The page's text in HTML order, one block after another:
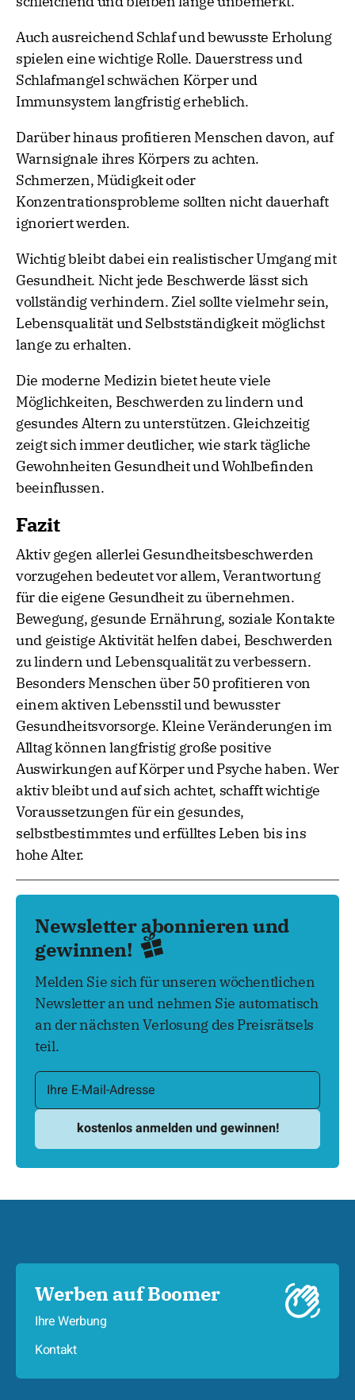
Auch ausreichend Schlaf und bewusste Erholung
spielen eine wichtige Rolle. Dauerstress und
Schlafmangel schwächen Körper und
Immunsystem langfristig erheblich.
Darüber hinaus profitieren Menschen davon, auf
Warnsignale ihres Körpers zu achten.
Schmerzen, Müdigkeit oder
Konzentrationsprobleme sollten nicht dauerhaft
ignoriert werden.
Wichtig bleibt dabei ein realistischer Umgang mit
Gesundheit. Nicht jede Beschwerde lässt sich
vollständig verhindern. Ziel sollte vielmehr sein,
Lebensqualität und Selbstständigkeit möglichst
lange zu erhalten.
Die moderne Medizin bietet heute viele
Möglichkeiten, Beschwerden zu lindern und
gesundes Altern zu unterstützen. Gleichzeitig
zeigt sich immer deutlicher, wie stark tägliche
Gewohnheiten Gesundheit und Wohlbefinden
beeinflussen.
Fazit
Aktiv gegen allerlei Gesundheitsbeschwerden
vorzugehen bedeutet vor allem, Verantwortung
für die eigene Gesundheit zu übernehmen.
Bewegung, gesunde Ernährung, soziale Kontakte
und geistige Aktivität helfen dabei, Beschwerden
zu lindern und Lebensqualität zu verbessern.
Besonders Menschen über 50 profitieren von
einem aktiven Lebensstil und bewusster
Gesundheitsvorsorge. Kleine Veränderungen im
Alltag können langfristig große positive
Auswirkungen auf Körper und Psyche haben. Wer
aktiv bleibt und auf sich achtet, schafft wichtige
Voraussetzungen für ein gesundes,
selbstbestimmtes und erfülltes Leben bis ins
hohe Alter.
Newsletter abonnieren und
gewinnen!
Melden Sie sich für unseren wöchentlichen
Newsletter an und nehmen Sie automatisch
an der nächsten Verlosung des Preisrätsels
teil.
Werben auf Boomer
Ihre Werbung
Kontakt